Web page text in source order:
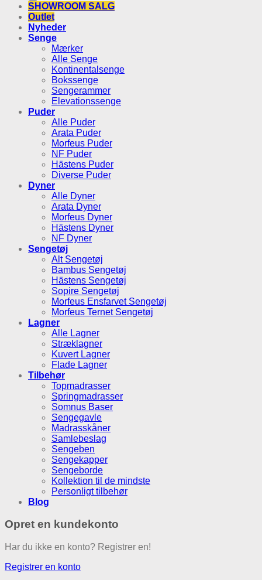
SHOWROOM SALG
Outlet
Nyheder
Senge
Mærker
Alle Senge
Kontinentalsenge
Bokssenge
Sengerammer
Elevationssenge
Puder
Alle Puder
Arata Puder
Morfeus Puder
NF Puder
Hästens Puder
Diverse Puder
Dyner
Alle Dyner
Arata Dyner
Morfeus Dyner
Hästens Dyner
NF Dyner
Sengetøj
Alt Sengetøj
Bambus Sengetøj
Hästens Sengetøj
Sopire Sengetøj
Morfeus Ensfarvet Sengetøj
Morfeus Ternet Sengetøj
Lagner
Alle Lagner
Stræklagner
Kuvert Lagner
Flade Lagner
Tilbehør
Topmadrasser
Springmadrasser
Somnus Baser
Sengegavle
Madrasskåner
Samlebeslag
Sengeben
Sengekapper
Sengeborde
Kollektion til de mindste
Personligt tilbehør
Blog
Opret en kundekonto
Har du ikke en konto? Registrer en!
Registrer en konto